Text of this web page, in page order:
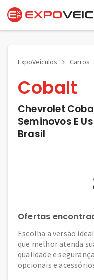
ExpoVeículos Carros
Cobalt
Chevrolet
Seminovos E
Brasil
Ofertas
Escolha a versão
que melhor atenda
qualidade e
opcionais e